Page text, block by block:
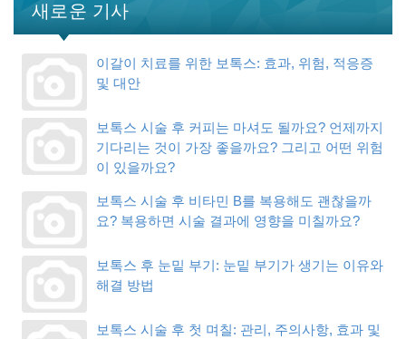
새로운 기사
이갈이 치료를 위한 보톡스: 효과, 위험, 적응증
및 대안
보톡스 시술 후 커피는 마셔도 될까요? 언제까지
기다리는 것이 가장 좋을까요? 그리고 어떤 위험
이 있을까요?
보톡스 시술 후 비타민 B를 복용해도 괜찮을까
요? 복용하면 시술 결과에 영향을 미칠까요?
보톡스 후 눈밑 부기: 눈밑 부기가 생기는 이유와
해결 방법
보톡스 시술 후 첫 며칠: 관리, 주의사항, 효과 및